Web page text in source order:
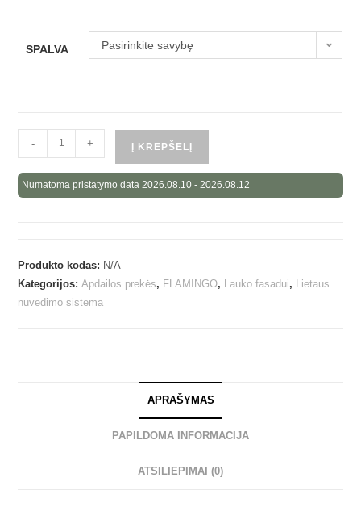
SPALVA Pasirinkite savybę
- + Į KREPŠELĮ
Numatoma pristatymo data 2026.08.10 - 2026.08.12
Produkto kodas: N/A
Kategorijos:Apdailos prekės, FLAMINGO, Lauko fasadui,
Lietaus
nuvedimo sistema
APRAŠYMAS
PAPILDOMA INFORMACIJA
ATSILIEPIMAI (0)